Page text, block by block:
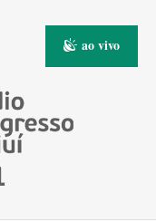
ao vivo